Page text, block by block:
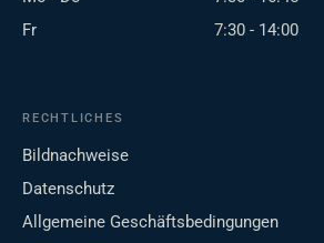
Fr
7:30 - 14:00
RECHTLICHES
Bildnachweise
Datenschutz
Allgemeine Geschäftsbedingungen